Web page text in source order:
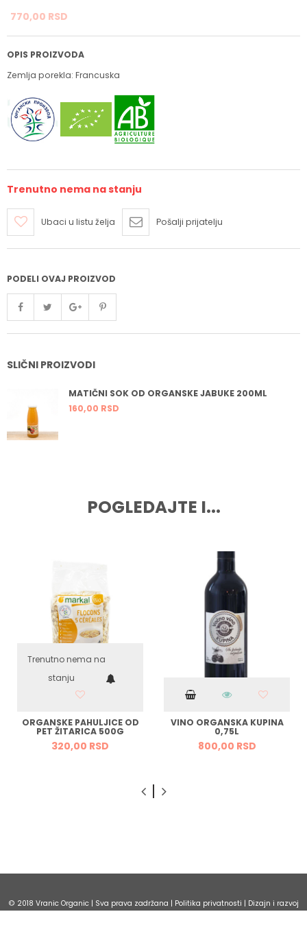
770,00 RSD
OPIS PROIZVODA
Zemlja porekla: Francuska
Trenutno nema na stanju
Ubaci u listu želja Pošalji prijatelju
PODELI OVAJ PROIZVOD
SLIČNI PROIZVODI
MATIČNI SOK OD ORGANSKE JABUKE 200ML
160,00 RSD
POGLEDAJTE I...
Trenutno nema na
stanju
ORGANSKE PAHULJICE OD
PET ŽITARICA 500G
320,00 RSD
VINO ORGANSKA KUPINA
0,75L
800,00 RSD
© 2018 Vranic Organic | Sva prava zadržana | Politika privatnosti | Dizajn i razvoj
*nbgcommerce